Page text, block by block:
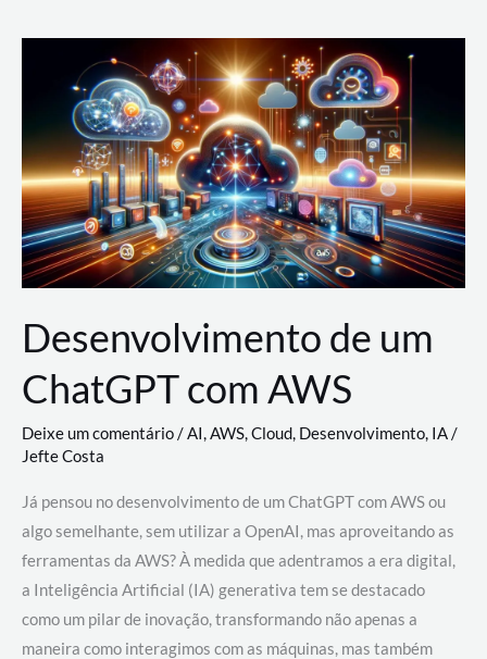
Nuvem:
Google
Cloud,
AWS
e
Azure
Desenvolvimento de um
ChatGPT com AWS
Deixe um comentário/AI,AWS,Cloud, Desenvolvimento, IA/
Jefte Costa
Já pensou no desenvolvimento de um ChatGPT com AWS ou
algo semelhante, sem utilizar a OpenAI, mas aproveitando as
ferramentas da AWS? À medida que adentramos a era digital,
a Inteligência Artificial (IA) generativa tem se destacado
como um pilar de inovação, transformando não apenas a
maneira como interagimos com as máquinas, mas também